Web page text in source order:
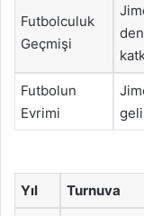
Futbolculuk
Geçmişi
Futbolun
Evrimi
Yıl Turnuva